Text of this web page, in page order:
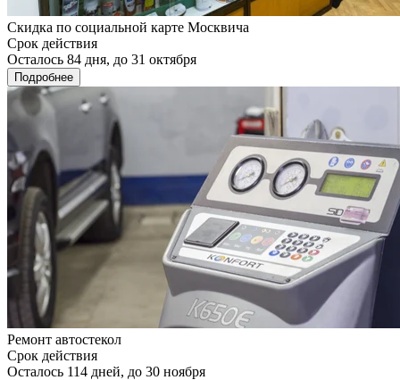
Скидка по социальной карте Москвича
Срок действия
Осталось 84 дня, до 31 октября
Подробнее
Ремонт автостекол
Срок действия
Осталось 114 дней, до 30 ноября